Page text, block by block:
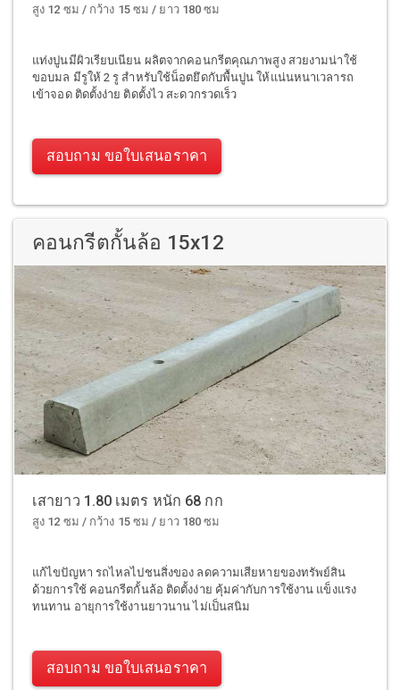
สูง 12 ซม / กว้าง 15 ซม / ยาว 180 ซม
แท่งปูนมีผิวเรียบเนียน ผลิตจากคอนกรีตคุณภาพสูง สวยงามน่าใช้
ขอบมล มีรูให้ 2 รู สำหรับใช้น็อตยึดกับพื้นปูน ให้แน่นหนาเวลารถ
เข้าจอด ติดตั้งง่าย ติดตั้งไว สะดวกรวดเร็ว
สอบถาม ขอใบเสนอราคา
คอนกรีตกั้นล้อ 15x12
เสายาว 1.80 เมตร หนัก 68 กก
สูง 12 ซม / กว้าง 15 ซม / ยาว 180 ซม
แก้ไขปัญหา รถไหลไปชนสิ่งของ ลดความเสียหายของทรัพย์สิน
ด้วยการใช้ คอนกรีตกั้นล้อ ติดตั้งง่าย คุ้มค่ากับการใช้งาน แข็งแรง
ทนทาน อายุการใช้งานยาวนาน ไม่เป็นสนิม
สอบถาม ขอใบเสนอราคา